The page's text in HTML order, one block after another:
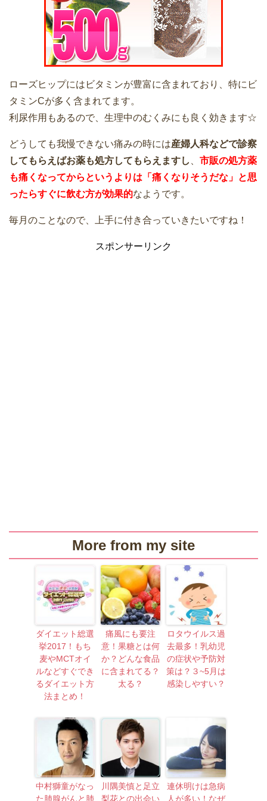
ローズヒップにはビタミンが豊富に含まれており、特にビ
タミンCが多く含まれてます。
利尿作用もあるので、生理中のむくみにも良く効きます☆
どうしても我慢できない痛みの時には産婦人科などで診察
してもらえばお薬も処方してもらえますし
市販の処方薬
も痛くなってからというよりは「痛くなりそうだな」と思
ったらすぐに飲む方が効果的なようです。
毎月のことなので、上手に付き合っていきたいですね！
スポンサーリンク
More from my site
ダイエット総選
挙2017！もち
麦やMCTオイ
ルなどすぐでき
るダイエット方
法まとめ！
痛風にも要注
意！果糖とは何
か？どんな食品
に含まれてる？
太る？
ロタウイルス過
去最多！乳幼児
の症状や予防対
策は？３~5月は
感染しやすい？
中村獅童がなっ
た肺腺がんと肺
川隅美慎と足立
梨花との出会い
連休明けは急病
人が多い！なぜ